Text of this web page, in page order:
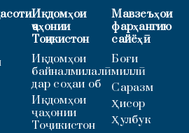
Иқдомҳои
ҷаҳонии
Тоҷикистон
Иқдомҳои
байналмилалӣ
дар соҳаи об
Иқдомҳои
ҷаҳонии
Тоҷикистон
Мавзеъҳои
фарҳангию
сайёҳӣ
Боғи
миллӣ
Саразм
Ҳисор
Ҳулбук